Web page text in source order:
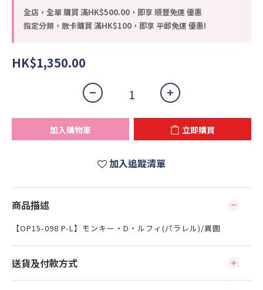
全店，全單 購買 滿HK$500.00，即享 順豐免運 優惠
指定分類，散卡購買 滿HK$100，即享 平郵免運 優惠!
HK$1,350.00
加入購物車 立即購買
加入追蹤清單
商品描述
【OP15-098 P-L】モンキー・D・ルフィ(パラレル)/異圖
送貨及付款方式